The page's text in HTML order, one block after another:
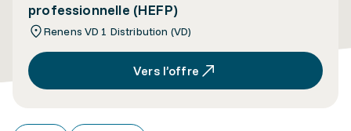
professionnelle (HEFP)
Renens VD 1 Distribution (VD)
Vers l’offre